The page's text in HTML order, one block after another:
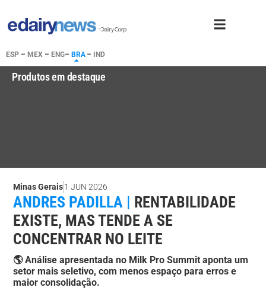
ESP – MEX – ENG– BRA– IND
Produtos em destaque
Minas Gerais1 JUN 2026
ANDRES PADILLA | RENTABILIDADE
EXISTE, MAS TENDE A SE
CONCENTRAR NO LEITE
🌎 Análise apresentada no Milk Pro Summit aponta um
setor mais seletivo, com menos espaço para erros e
maior consolidação.